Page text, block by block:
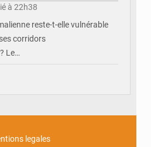
à 22h38
reste-t-elle vulnérable
corridors
Le…
legales